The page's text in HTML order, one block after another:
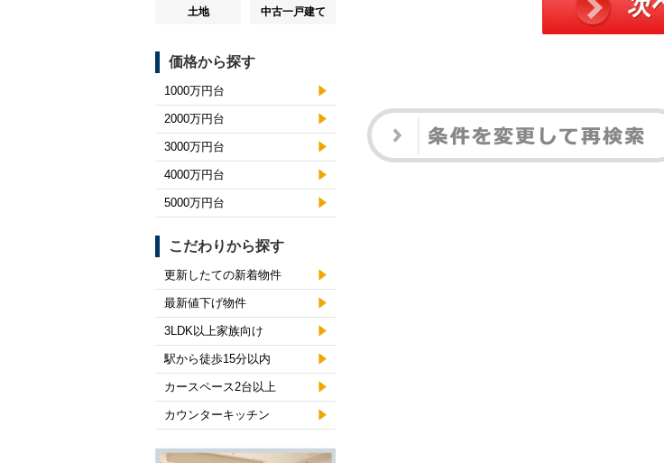
土地 中古一戸建て
価格から探す
1000万円台
2000万円台
3000万円台
4000万円台
5000万円台
こだわりから探す
更新したての新着物件
最新値下げ物件
3LDK以上家族向け
駅から徒歩15分以内
カースペース2台以上
カウンターキッチン